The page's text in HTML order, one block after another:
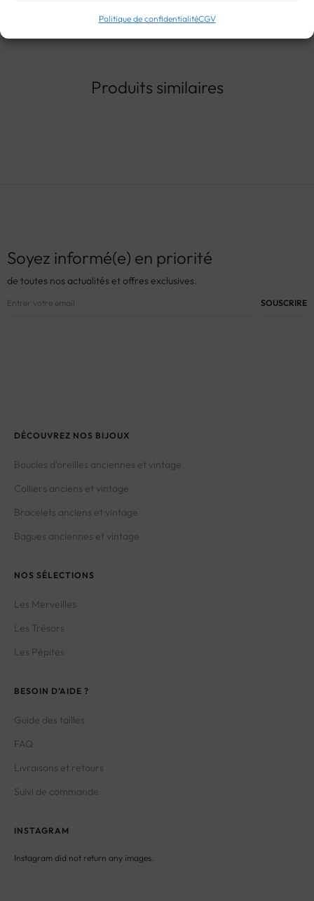
Politique de confidentialitéCGV
Produits similaires
Soyez informé(e) en priorité
de toutes nos actualités et offres exclusives.
DÉCOUVREZ NOS BIJOUX
Boucles d’oreilles anciennes et vintage
Colliers anciens et vintage
Bracelets anciens et vintage
Bagues anciennes et vintage
NOS SÉLECTIONS
Les Merveilles
Les Trésors
Les Pépites
BESOIN D’AIDE ?
Guide des tailles
FAQ
Livraisons et retours
Suivi de commande
INSTAGRAM
Instagram did not return any images.